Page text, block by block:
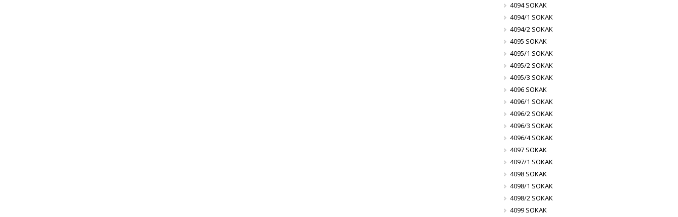
4094 SOKAK
4094/1 SOKAK
4094/2 SOKAK
4095 SOKAK
4095/1 SOKAK
4095/2 SOKAK
4095/3 SOKAK
4096 SOKAK
4096/1 SOKAK
4096/2 SOKAK
4096/3 SOKAK
4096/4 SOKAK
4097 SOKAK
4097/1 SOKAK
4098 SOKAK
4098/1 SOKAK
4098/2 SOKAK
4099 SOKAK